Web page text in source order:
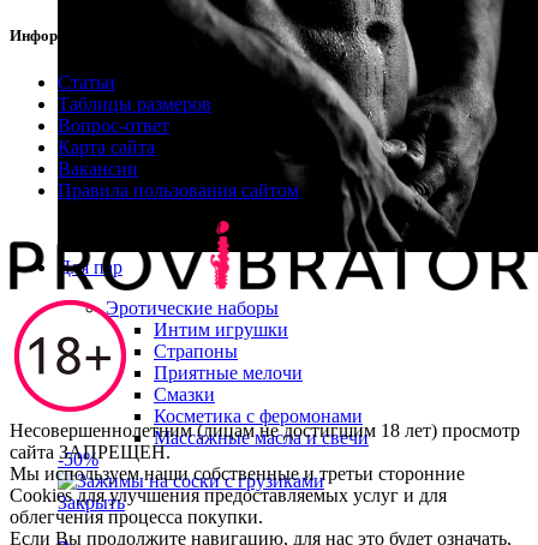
Для пар
Эротические наборы
Интим игрушки
Страпоны
Приятные мелочи
Смазки
Косметика с феромонами
Массажные масла и свечи
-50%
Закрыть
Информация
Статьи
Таблицы размеров
Вопрос-ответ
Карта сайта
Вакансии
Правила пользования сайтом
Несовершеннолетним (лицам не достигшим 18 лет) просмотр
сайта ЗАПРЕЩЕН.
Мы используем наши собственные и третьи сторонние
Cookies для улучшения предоставляемых услуг и для
облегчения процесса покупки.
Если Вы продолжите навигацию, для нас это будет означать,